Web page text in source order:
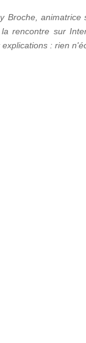
Broche,
rencontre sur
: rien